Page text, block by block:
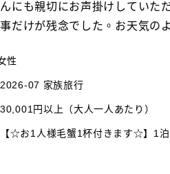
にも親切にお声掛けしていた
だけが残念でした。お天気の
性
2026-07 家族旅行
30,001円以上（大人一人あたり）
【☆お1人様毛蟹1杯付きます☆】1